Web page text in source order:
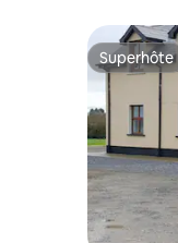
Superhôte
Superhôte